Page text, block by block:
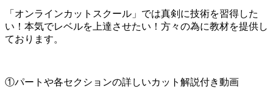
「オンラインカットスクール」では真剣に技術を習得した
い！本気でレベルを上達させたい！方々の為に教材を提供し
ております。
①パートや各セクションの詳しいカット解説付き動画